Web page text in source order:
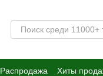
Распродажа Хиты